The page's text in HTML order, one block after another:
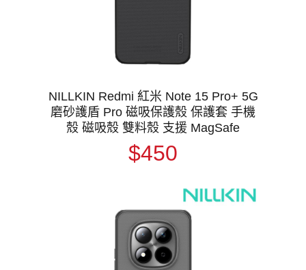
NILLKIN Redmi 紅米 Note 15 Pro+ 5G
磨砂護盾 Pro 磁吸保護殼 保護套 手機
殼 磁吸殼 雙料殼 支援 MagSafe
$450